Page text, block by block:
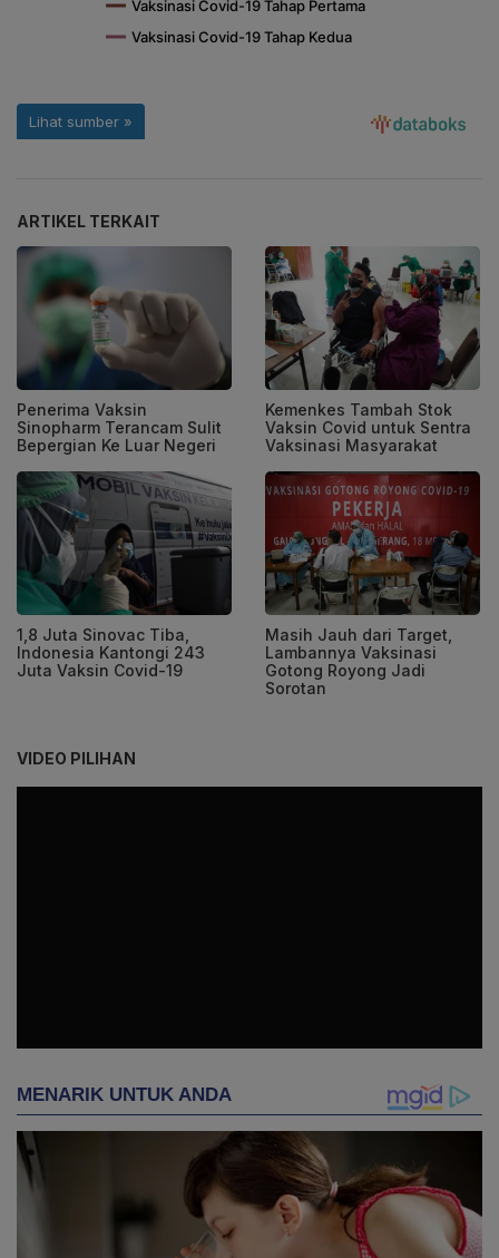
ARTIKEL TERKAIT
Penerima Vaksin
Sinopharm Terancam Sulit
Bepergian Ke Luar Negeri
Kemenkes Tambah Stok
Vaksin Covid untuk Sentra
Vaksinasi Masyarakat
1,8 Juta Sinovac Tiba,
Indonesia Kantongi 243
Juta Vaksin Covid-19
Masih Jauh dari Target,
Lambannya Vaksinasi
Gotong Royong Jadi
Sorotan
VIDEO PILIHAN